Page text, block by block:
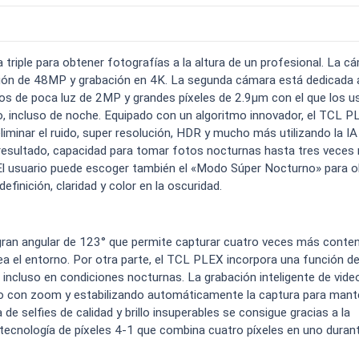
triple para obtener fotografías a la altura de un profesional. La
de 48MP y grabación en 4K. La segunda cámara está dedicada
de poca luz de 2MP y grandes píxeles de 2.9μm con el que los
de noche. Equipado con un algoritmo innovador, el TCL
el ruido, super resolución, HDR y mucho más utilizando la IA
capacidad para tomar fotos nocturnas hasta tres veces
puede escoger también el «Modo Súper Nocturno» para
claridad y color en la oscuridad.
angular de 123° que permite capturar cuatro veces más
el entorno. Por otra parte, el TCL PLEX incorpora una función de
en condiciones nocturnas. La grabación inteligente de
zoom y estabilizando automáticamente la captura para
selfies de calidad y brillo insuperables se consigue gracias a la
de píxeles 4-1 que combina cuatro píxeles en uno
Comparativas Operadores Eventos